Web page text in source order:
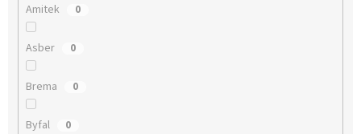
Amitek 0
Asber 0
Brema 0
Byfal 0